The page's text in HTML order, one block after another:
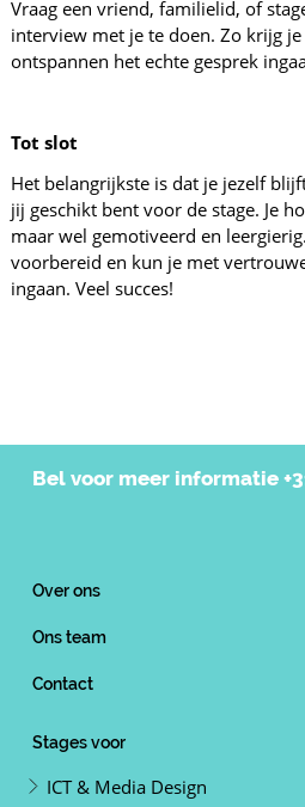
Vraag een vriend, familielid, of
interview met je te doen. Zo krijg
ontspannen het echte gesprek
Tot slot
Het belangrijkste is dat je jezelf
jij geschikt bent voor de stage. Je
maar wel gemotiveerd en
voorbereid en kun je met
ingaan. Veel succes!
Bel voor meer informatie
Over ons
Ons team
Contact
Stages voor
ICT & Media Design